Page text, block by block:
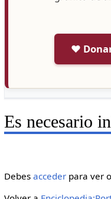
❤️
Es necesario
Debes accederpara ver